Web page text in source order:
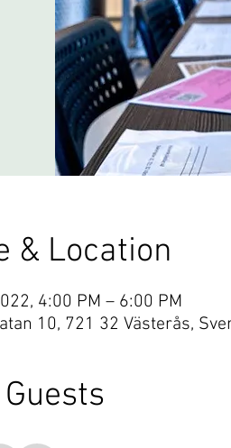
& Location
4:00 PM – 6:00 PM
10, 721 32 Västerås,
Guests